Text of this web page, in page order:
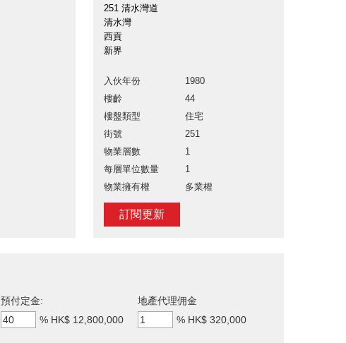
251 清水灣道
清水灣
西貢
新界
入伙年份
1980
樓齡
44
樓盤類型
住宅
街號
251
物業層數
1
每層單位數量
1
物業擁有權
多業權
訂閱更新
預付定金:
% HK$ 12,800,000
地產代理佣金
% HK$ 320,000